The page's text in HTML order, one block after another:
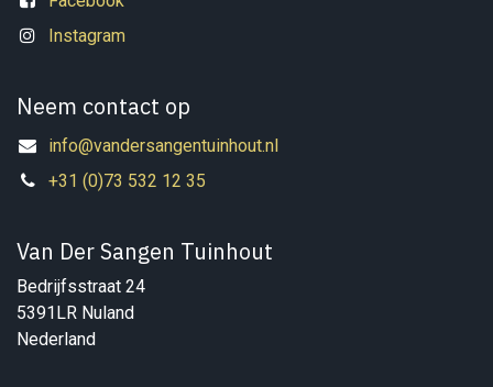
Instagram
Neem contact op
info@vandersangentuinhout.nl
+31 (0)73 532 12 35
Van Der Sangen Tuinhout
Bedrijfsstraat 24
5391LR Nuland
Nederland